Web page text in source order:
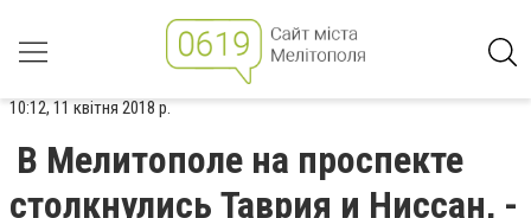
10:12, 11 квітня 2018 р.
В Мелитополе на проспекте
столкнулись Таврия и Ниссан, -